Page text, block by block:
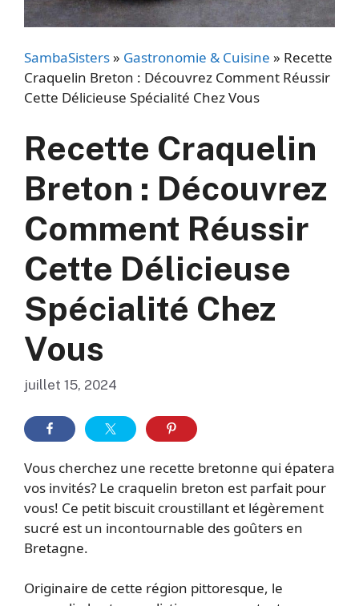
SambaSisters» Gastronomie & Cuisine » Recette
Craquelin Breton : Découvrez Comment Réussir
Cette Délicieuse Spécialité Chez Vous
Recette Craquelin
Breton : Découvrez
Comment Réussir
Cette Délicieuse
Spécialité Chez
Vous
juillet 15, 2024
Vous cherchez une recette bretonne qui épatera
vos invités? Le craquelin breton est parfait pour
vous! Ce petit biscuit croustillant et légèrement
sucré est un incontournable des goûters en
Bretagne.
Originaire de cette région pittoresque, le